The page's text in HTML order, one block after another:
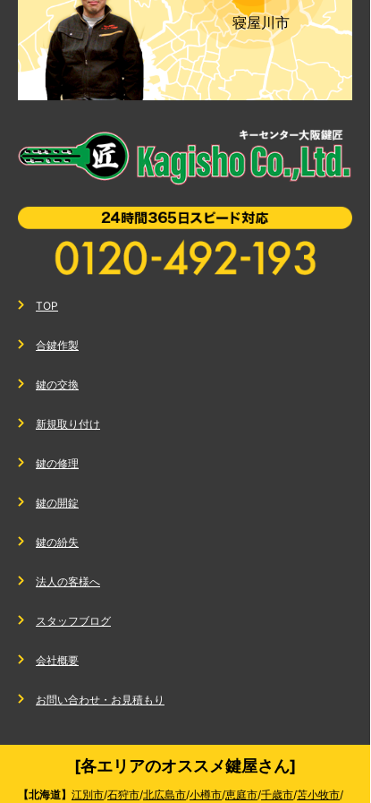
寝屋川市
TOP
合鍵作製
鍵の交換
新規取り付け
鍵の修理
鍵の開錠
鍵の紛失
法人の客様へ
スタッフブログ
会社概要
お問い合わせ・お見積もり
[各エリアのオススメ鍵屋さん]
【北海道】 江別市/石狩市/北広島市/小樽市/恵庭市/千歳市/苫小牧市/